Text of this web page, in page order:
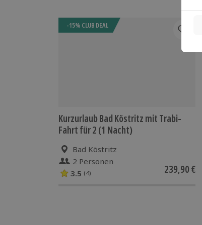
-15% CLUB DEAL
Kurzurlaub Bad Köstritz mit Trabi-
Fahrt für 2 (1 Nacht)
Bad Köstritz
2 Personen
3.5 (4) 239,90 €